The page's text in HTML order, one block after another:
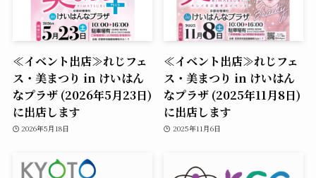
≪イベント出店≫れじフェ
ス・美まつり in けいはん
なプラザ (2026年5月23日)
に出店します
2026年5月18日
≪イベント出店≫れじフェ
ス・美まつり in けいはん
なプラザ (2025年11月8日)
に出店します
2025年11月6日